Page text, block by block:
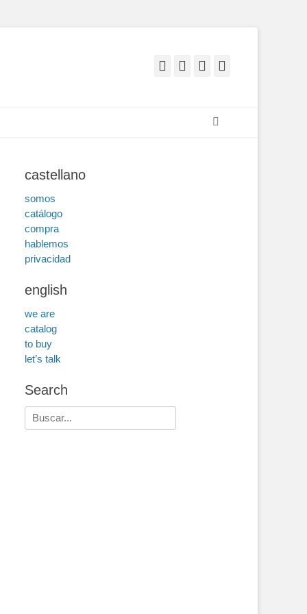
Facebook
CorreoYouTube
castellano
somos
catálogo
compra
hablemos
privacidad
english
we are
catalog
to buy
let’s talk
Search
Buscar: